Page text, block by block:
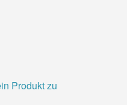
Produkt zu